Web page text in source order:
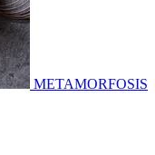
METAMORFOSIS